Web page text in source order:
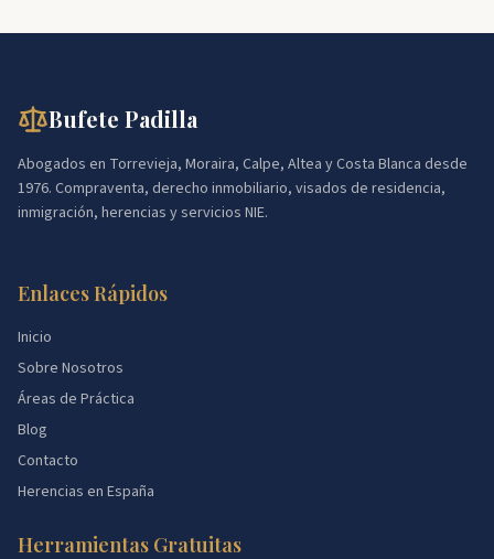
Bufete Padilla
Abogados en Torrevieja, Moraira, Calpe, Altea y Costa Blanca desde
1976. Compraventa, derecho inmobiliario, visados de residencia,
inmigración, herencias y servicios NIE.
Enlaces Rápidos
Inicio
Sobre Nosotros
Áreas de Práctica
Blog
Contacto
Herencias en España
Herramientas Gratuitas